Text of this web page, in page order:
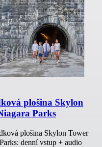
plošina Skylon
Parks
plošina Skylon Tower
denní vstup + audio